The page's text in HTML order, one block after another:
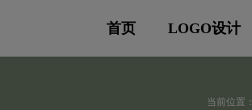
首页 LOGO设计
当前位置：